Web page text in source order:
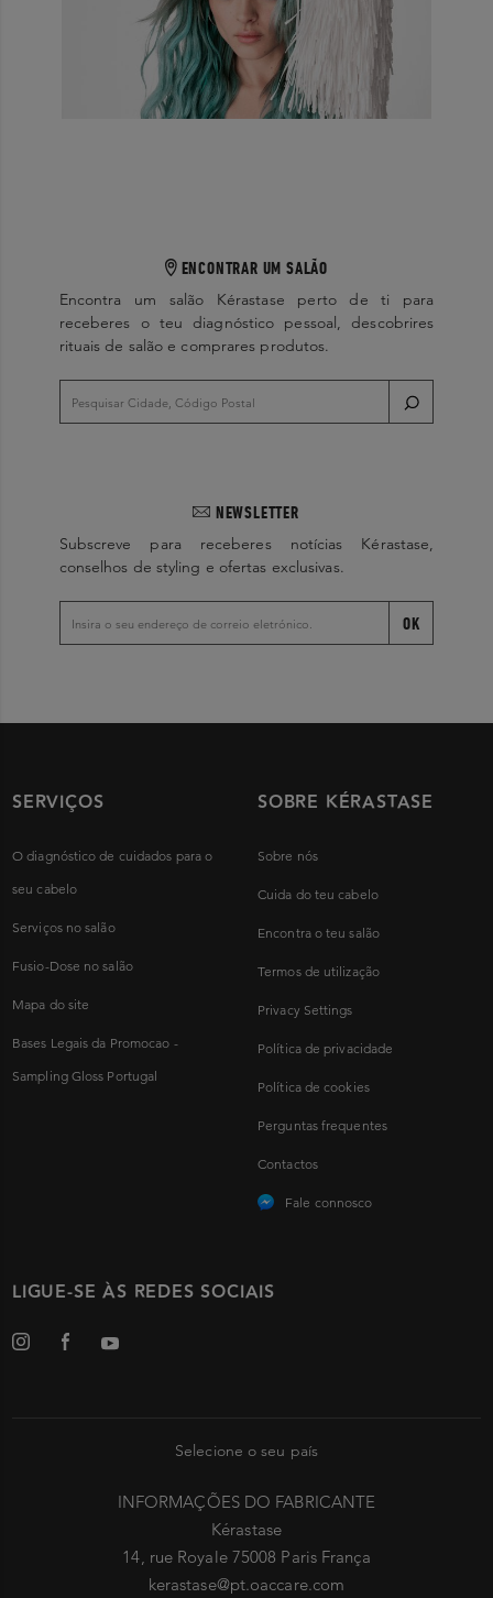
ENCONTRAR UM SALÃO
Encontra um salão Kérastase perto de ti para
receberes o teu diagnóstico pessoal, descobrires
rituais de salão e comprares produtos.
NEWSLETTER
Subscreve para receberes notícias Kérastase,
conselhos de styling e ofertas exclusivas.
OK
SERVIÇOS
O diagnóstico de cuidados para o
seu cabelo
Serviços no salão
Fusio-Dose no salão
Mapa do site
Bases Legais da Promocao -
Sampling Gloss Portugal
SOBRE KÉRASTASE
Sobre nós
Cuida do teu cabelo
Encontra o teu salão
Termos de utilização
Privacy Settings
Política de privacidade
Política de cookies
Perguntas frequentes
Contactos
Fale connosco
LIGUE-SE ÀS REDES SOCIAIS
Selecione o seu país
INFORMAÇÕES DO FABRICANTE
Kérastase
14, rue Royale 75008 Paris França
kerastase@pt.oaccare.com